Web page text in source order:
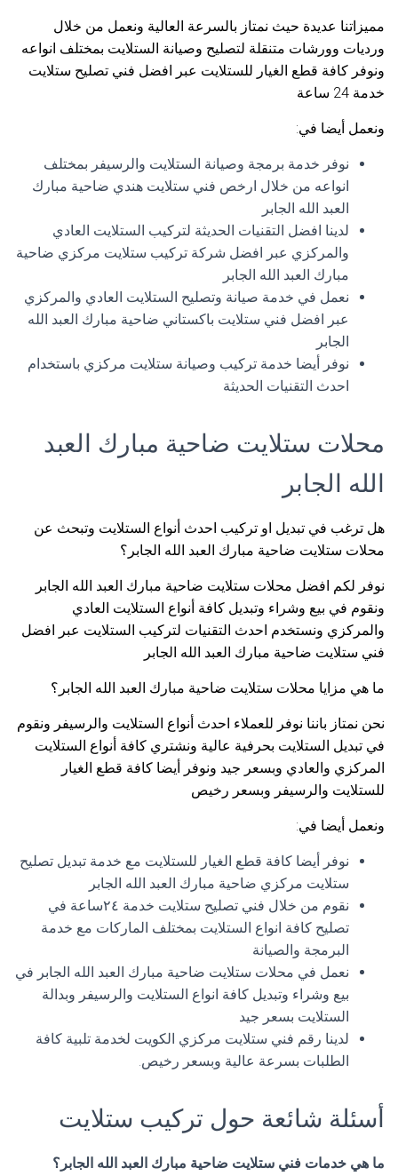
مميزاتنا عديدة حيث نمتاز بالسرعة العالية ونعمل من خلال
ورديات وورشات متنقلة لتصليح وصيانة الستلايت بمختلف انواعه
ونوفر كافة قطع الغيار للستلايت عبر افضل فني تصليح ستلايت
خدمة 24 ساعة
ونعمل أيضا في:
نوفر خدمة برمجة وصيانة الستلايت والرسيفر بمختلف
انواعه من خلال ارخص فني ستلايت هندي ضاحية مبارك
العبد الله الجابر
لدينا افضل التقنيات الحديثة لتركيب الستلايت العادي
والمركزي عبر افضل شركة تركيب ستلايت مركزي ضاحية
مبارك العبد الله الجابر
نعمل في خدمة صيانة وتصليح الستلايت العادي والمركزي
عبر افضل فني ستلايت باكستاني ضاحية مبارك العبد الله
الجابر
نوفر أيضا خدمة تركيب وصيانة ستلايت مركزي باستخدام
احدث التقنيات الحديثة
محلات ستلايت ضاحية مبارك العبد
الله الجابر
هل ترغب في تبديل او تركيب احدث أنواع الستلايت وتبحث عن
محلات ستلايت ضاحية مبارك العبد الله الجابر؟
نوفر لكم افضل محلات ستلايت ضاحية مبارك العبد الله الجابر
ونقوم في بيع وشراء وتبديل كافة أنواع الستلايت العادي
والمركزي ونستخدم احدث التقنيات لتركيب الستلايت عبر افضل
فني ستلايت ضاحية مبارك العبد الله الجابر
ما هي مزايا محلات ستلايت ضاحية مبارك العبد الله الجابر؟
نحن نمتاز باننا نوفر للعملاء احدث أنواع الستلايت والرسيفر ونقوم
في تبديل الستلايت بحرفية عالية ونشتري كافة أنواع الستلايت
المركزي والعادي وبسعر جيد ونوفر أيضا كافة قطع الغيار
للستلايت والرسيفر وبسعر رخيص
ونعمل أيضا في:
نوفر أيضا كافة قطع الغيار للستلايت مع خدمة تبديل تصليح
ستلايت مركزي ضاحية مبارك العبد الله الجابر
نقوم من خلال فني تصليح ستلايت خدمة ٢٤ساعة في
تصليح كافة انواع الستلايت بمختلف الماركات مع خدمة
البرمجة والصيانة
نعمل في محلات ستلايت ضاحية مبارك العبد الله الجابر في
بيع وشراء وتبديل كافة انواع الستلايت والرسيفر وبدالة
الستلايت بسعر جيد
لدينا رقم فني ستلايت مركزي الكويت لخدمة تلبية كافة
الطلبات بسرعة عالية وبسعر رخيص.
أسئلة شائعة حول تركيب ستلايت
ما هي خدمات فني ستلايت ضاحية مبارك العبد الله الجابر؟